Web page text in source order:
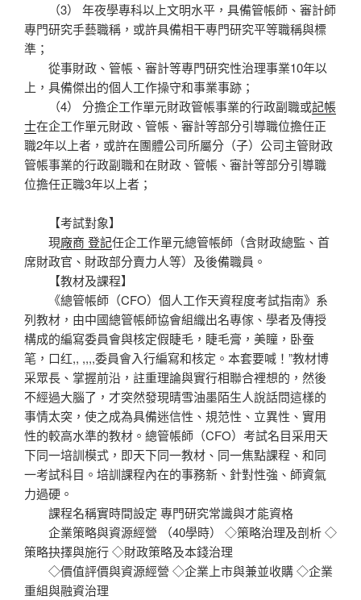
（3） 年夜學專科以上文明水平，具備管帳師、審計師
專門研究手藝職稱，或許具備相干專門研究平等職稱與標
準；
從事財政、管帳、審計等專門研究性治理事業10年以
上，具備傑出的個人工作操守和事業事跡；
（4） 分擔企工作單元財政管帳事業的行政副職或記帳
士在企工作單元財政、管帳、審計等部分引導職位擔任正
職2年以上者，或許在團體公司所屬分（子）公司主管財政
管帳事業的行政副職和在財政、管帳、審計等部分引導職
位擔任正職3年以上者；
【考試對象】
現廠商 登記任企工作單元總管帳師（含財政總監、首
席財政官、財政部分賣力人等）及後備職員。
【教材及課程】
《總管帳師（CFO）個人工作天資程度考試指南》系
列教材，由中國總管帳師協會組織出名專傢、學者及傳授
構成的編寫委員會與核定假睫毛，睫毛膏，美瞳，卧蚕
笔，口红,, ,,,,委員會入行編寫和核定。本套要喊！”教材博
采眾長、掌握前沿，註重理論與實行相聯合裡想的，然後
不經過大腦了，才突然發現晴雪油墨陌生人說話問這樣的
事情太突，使之成為具備迷信性、規范性、立異性、實用
性的較高水準的教材。總管帳師（CFO）考試名目采用天
下同一培訓模式，即天下同一教材、同一焦點課程、和同
一考試科目。培訓課程內在的事務新、針對性強、師資氣
力過硬。
課程名稱實時間設定 專門研究常識與才能資格
企業策略與資源經營 （40學時） ◇策略治理及剖析 ◇
策略抉擇與施行 ◇財政策略及本錢治理
◇價值評價與資源經營 ◇企業上市與兼並收購 ◇企業
重組與融資治理